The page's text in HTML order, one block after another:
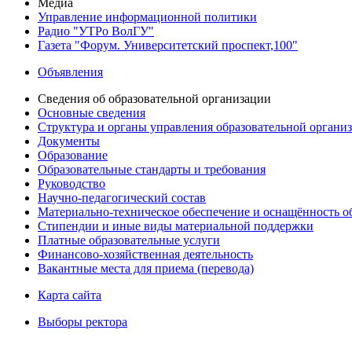
Медиа
Управление информационной политики
Радио "УТРо ВолГУ"
Газета "Форум. Университетский проспект,100"
Объявления
Сведения об образовательной организации
Основные сведения
Структура и органы управления образовательной
Документы
Образование
Образовательные стандарты и требования
Руководство
Научно-педагогический состав
Материально-техническое обеспечение и оснащённость
Стипендии и иные виды материальной поддержки
Платные образовательные услуги
Финансово-хозяйственная деятельность
Вакантные места для приема (перевода)
Карта сайта
Выборы ректора